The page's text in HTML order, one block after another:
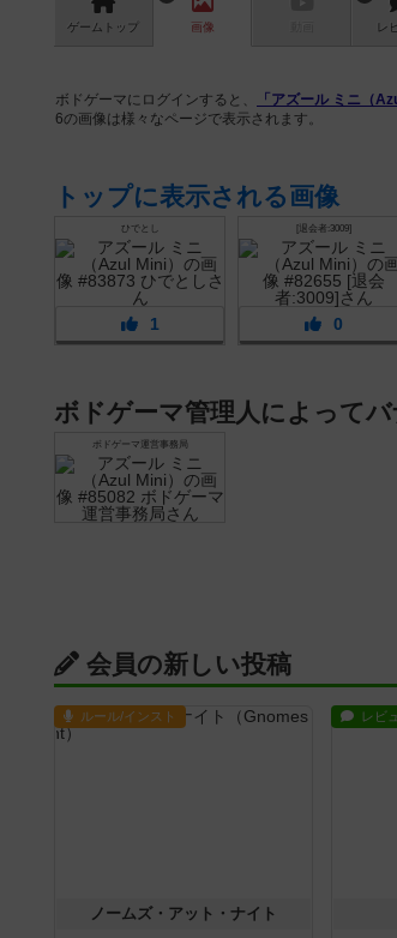
ゲーム トップ 画像 レ
ボドゲーマにログインすると、 「アズール ミニ（
6の画像は様々なページで表示されます。
トップに表示される画像
ひでとし
1
[退会者:3009]
0
ボドゲーマ管理人によって
ボドゲーマ運営事務局
会員の新しい投稿
ルール/インスト
ノームズ・アット・ナイト
レビ